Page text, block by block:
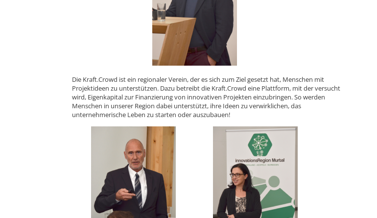
Die Kraft.Crowd ist ein regionaler Verein, der es sich zum Ziel gesetzt hat, Menschen mit
Projektideen zu unterstützen. Dazu betreibt die Kraft.Crowd eine Plattform, mit der versucht
wird, Eigenkapital zur Finanzierung von innovativen Projekten einzubringen. So werden
Menschen in unserer Region dabei unterstützt, ihre Ideen zu verwirklichen, das
unternehmerische Leben zu starten oder auszubauen!